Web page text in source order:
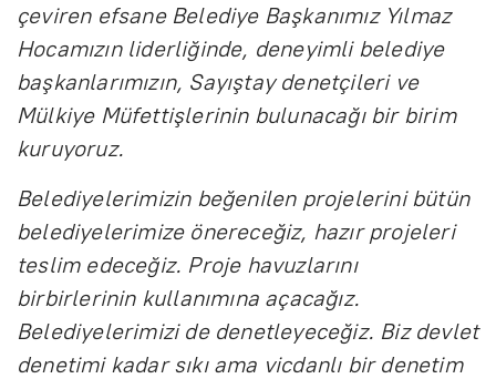
çeviren efsane Belediye Başkanımız Yılmaz
Hocamızın liderliğinde, deneyimli belediye
başkanlarımızın, Sayıştay denetçileri ve
Mülkiye Müfettişlerinin bulunacağı bir birim
kuruyoruz.
Belediyelerimizin beğenilen projelerini bütün
belediyelerimize önereceğiz, hazır projeleri
teslim edeceğiz. Proje havuzlarını
birbirlerinin kullanımına açacağız.
Belediyelerimizi de denetleyeceğiz. Biz devlet
denetimi kadar sıkı ama vicdanlı bir denetim